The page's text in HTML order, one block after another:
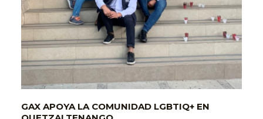
GAX APOYA LA COMUNIDAD LGBTIQ+ EN